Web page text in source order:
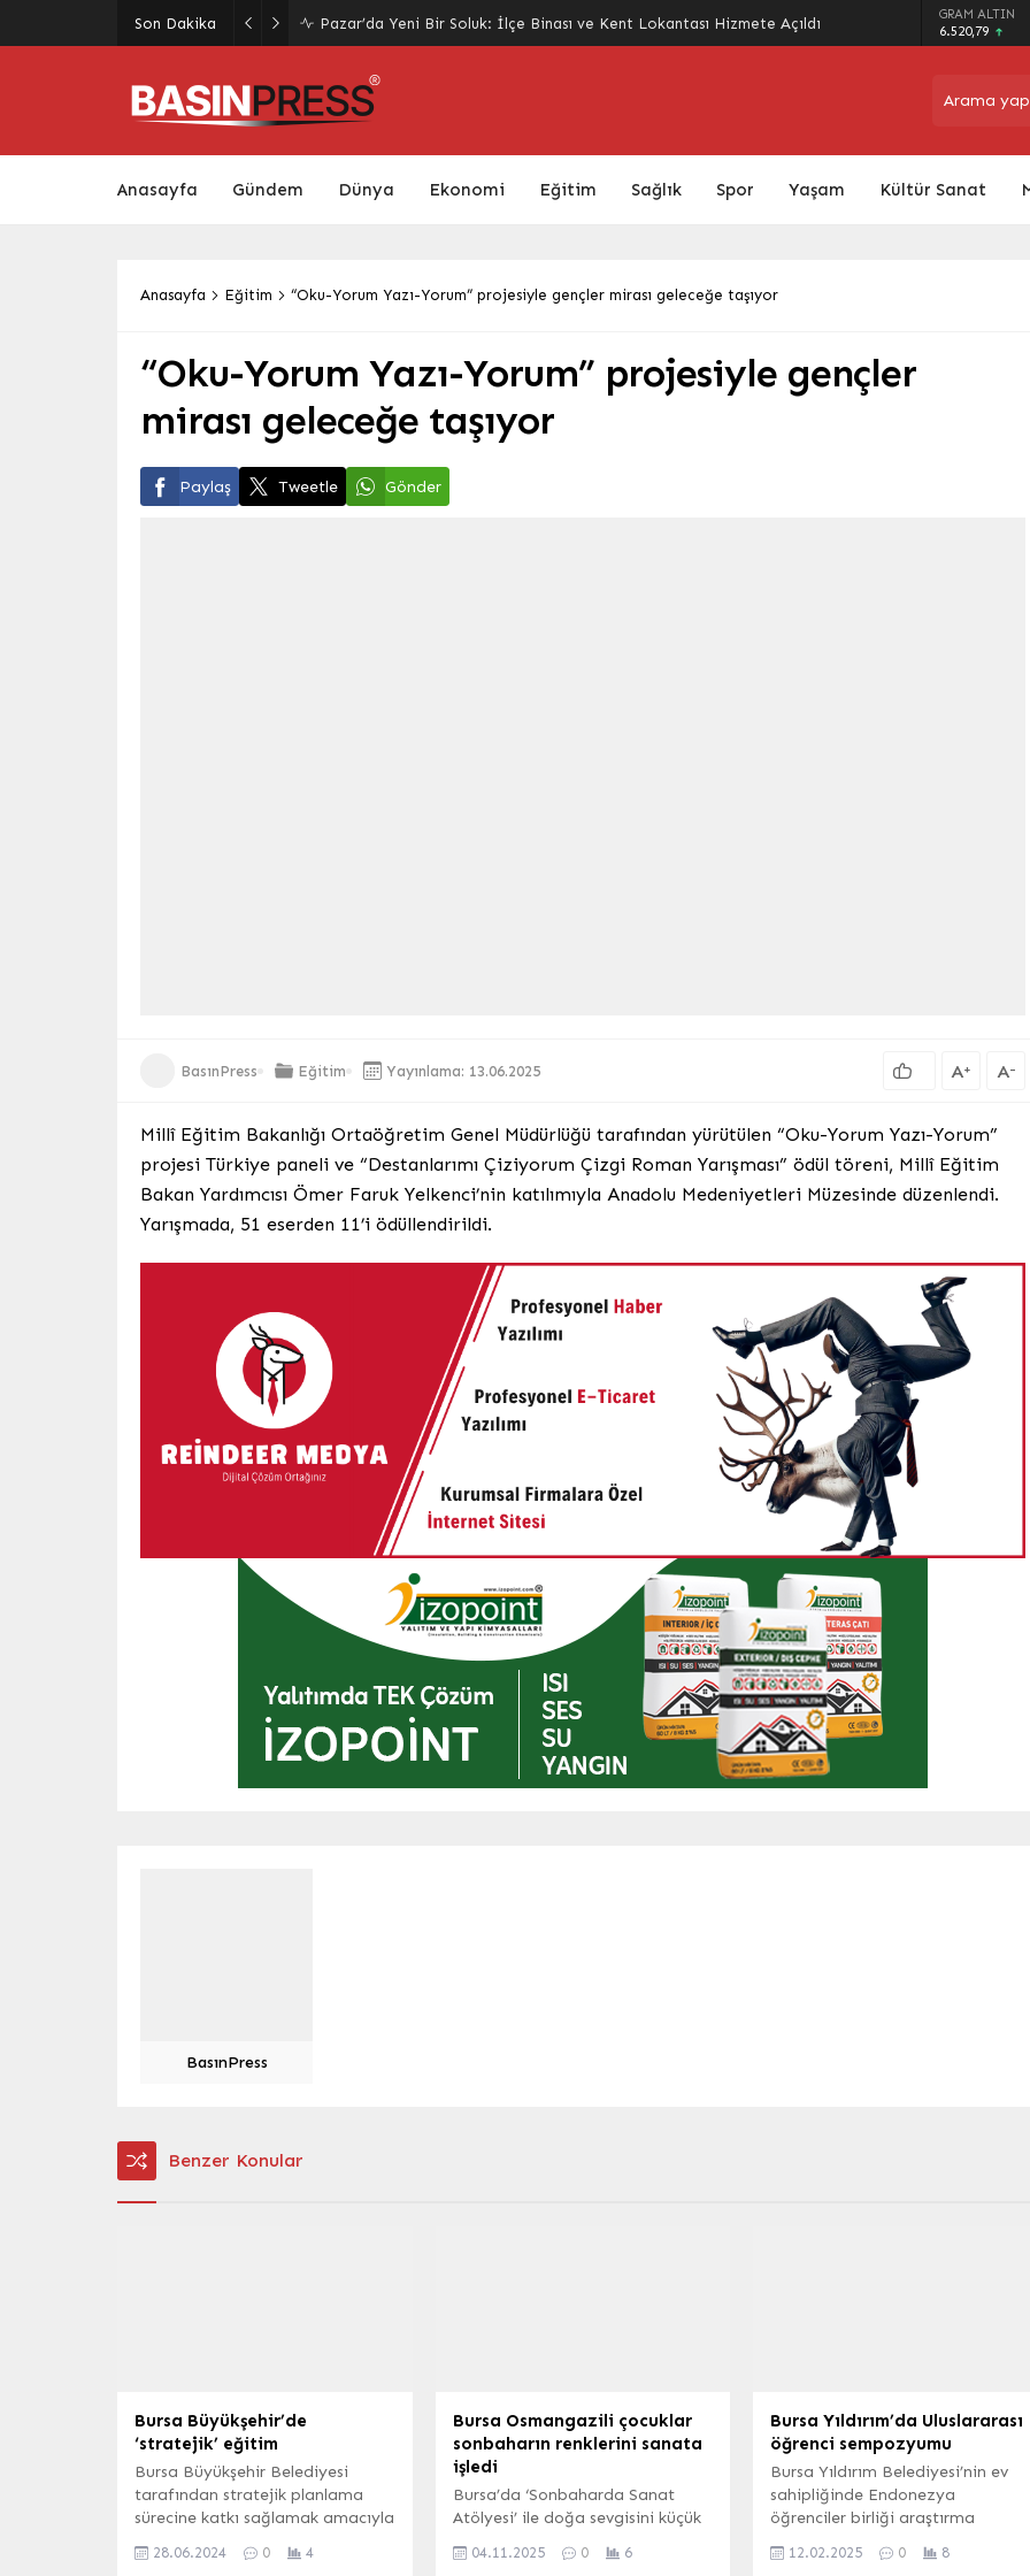
Son Dakika
Giresun’da Yaz Kur’an Kursları Sokak Oyunlarıyla Şenlendi: Gelenekler
Yeniden Canlandı
GRAM ALTIN
6.520,79
Anasayfa Gündem Dünya Ekonomi Eğitim Sağlık Spor Yaşam Kültür Sanat
Anasayfa Eğitim “Oku-Yorum Yazı-Yorum” projesiyle gençler mirası geleceğe taşıyor
“Oku-Yorum Yazı-Yorum” projesiyle gençler
mirası geleceğe taşıyor
Paylaş Tweetle Gönder
BasınPress Eğitim Yayınlama: 13.06.2025 A+ A-
Millî Eğitim Bakanlığı Ortaöğretim Genel Müdürlüğü tarafından yürütülen “Oku-Yorum Yazı-Yorum”
projesi Türkiye paneli ve “Destanlarımı Çiziyorum Çizgi Roman Yarışması” ödül töreni, Millî Eğitim
Bakan Yardımcısı Ömer Faruk Yelkenci’nin katılımıyla Anadolu Medeniyetleri Müzesinde düzenlendi.
Yarışmada, 51 eserden 11’i ödüllendirildi.
BasınPress
Benzer Konular
Bursa Büyükşehir’de
‘stratejik’ eğitim
Bursa Büyükşehir Belediyesi
tarafından stratejik planlama
sürecine katkı sağlamak amacıyla
eğitimi’ verildi. BURSA (İGFA) –
28.06.2024 0 4
Bursa Osmangazili çocuklar
sonbaharın renklerini sanata
işledi
Bursa’da ‘Sonbaharda Sanat
Atölyesi’ ile doğa sevgisini küçük
Osmangazi Belediyesi, anlamlı
04.11.2025 0 6
Bursa Yıldırım’da Uluslararası
öğrenci sempozyumu
Bursa Yıldırım Belediyesi’nin ev
sahipliğinde Endonezya
öğrenciler birliği araştırma
Uluslararası Öğrenci
12.02.2025 0 8